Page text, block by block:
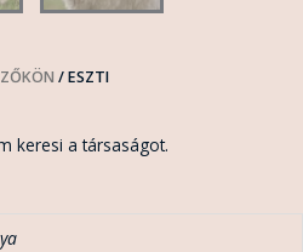
/ ESZTI
keresi a társaságot.